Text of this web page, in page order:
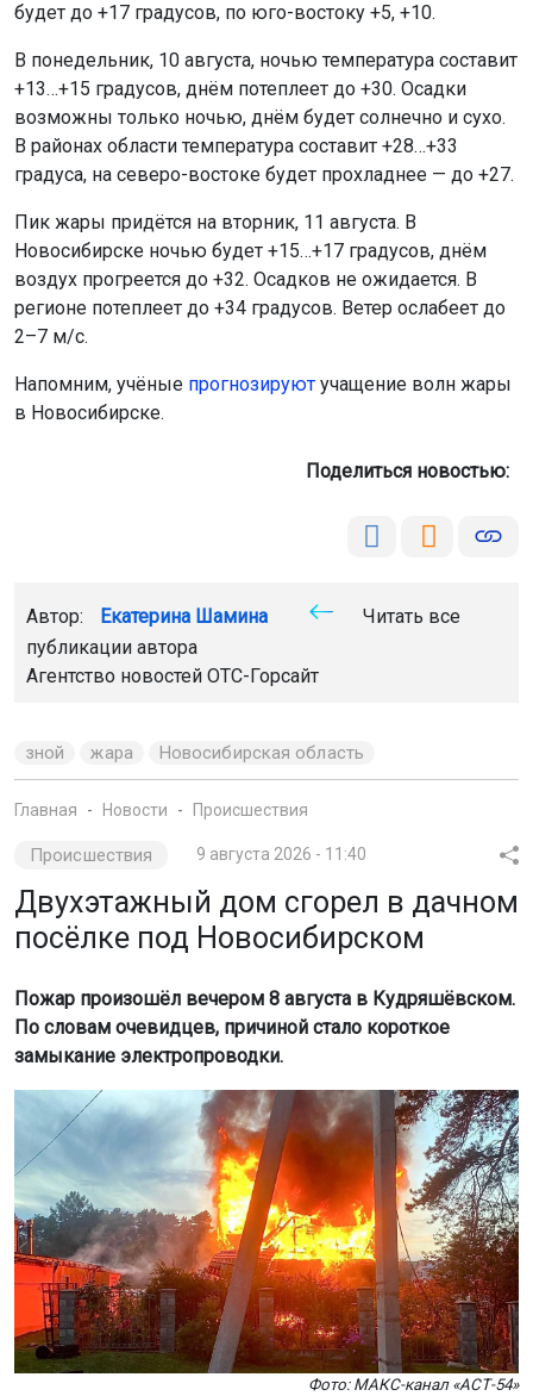
будет до +17 градусов, по юго-востоку +5, +10.
В понедельник, 10 августа, ночью температура составит
+13…+15 градусов, днём потеплеет до +30. Осадки
возможны только ночью, днём будет солнечно и сухо.
В районах области температура составит +28…+33
градуса, на северо-востоке будет прохладнее — до +27.
Пик жары придётся на вторник, 11 августа. В
Новосибирске ночью будет +15…+17 градусов, днём
воздух прогреется до +32. Осадков не ожидается. В
регионе потеплеет до +34 градусов. Ветер ослабеет до
2–7 м/с.
Напомним, учёные прогнозируют учащение волн жары
в Новосибирске.
Поделиться новостью:
Автор: Екатерина Шамина
Читать все
публикации автора
Агентство новостей ОТС-Горсайт
зной жара Новосибирская область
Главная Новости Происшествия
Происшествия 9 августа 2026 - 11:40
Двухэтажный дом сгорел в дачном
посёлке под Новосибирском
Пожар произошёл вечером 8 августа в Кудряшёвском.
По словам очевидцев, причиной стало короткое
замыкание электропроводки.
Фото: МАКС-канал «АСТ-54»